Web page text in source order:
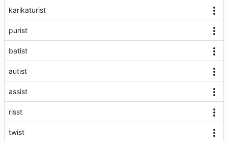
karikaturist
purist
batist
autist
assist
risst
twist